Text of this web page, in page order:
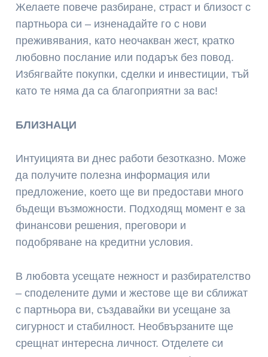
Желаете повече разбиране, страст и близост с
партньора си – изненадайте го с нови
преживявания, като неочакван жест, кратко
любовно послание или подарък без повод.
Избягвайте покупки, сделки и инвестиции, тъй
като те няма да са благоприятни за вас!
БЛИЗНАЦИ
Интуицията ви днес работи безотказно. Може
да получите полезна информация или
предложение, което ще ви предостави много
бъдещи възможности. Подходящ момент е за
финансови решения, преговори и
подобряване на кредитни условия.
В любовта усещате нежност и разбирателство
– споделените думи и жестове ще ви сближат
с партньора ви, създавайки ви усещане за
сигурност и стабилност. Необвързаните ще
срещнат интересна личност. Отделете си